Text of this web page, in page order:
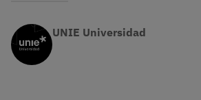
UNIE Universidad